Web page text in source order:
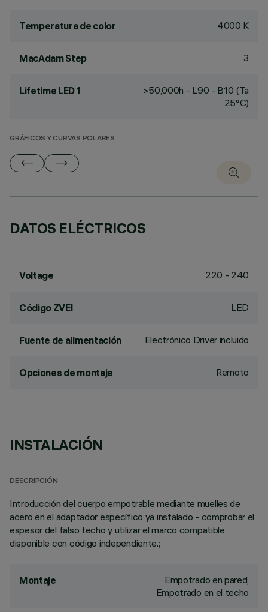
Temperatura de color 4000 K
MacAdam Step 3
Lifetime LED 1
>50,000h - L90 - B10 (Ta
25°C)
GRÁFICOS Y CURVAS POLARES
DATOS ELÉCTRICOS
Voltage 220 - 240
Código ZVEI LED
Fuente de alimentación Electrónico Driver incluido
Opciones de montaje Remoto
INSTALACIÓN
DESCRIPCIÓN
Introducción del cuerpo empotrable mediante muelles de
acero en el adaptador específico ya instalado - comprobar el
espesor del falso techo y utilizar el marco compatible
disponible con código independiente.;
Montaje
Empotrado en pared,
Empotrado en el techo